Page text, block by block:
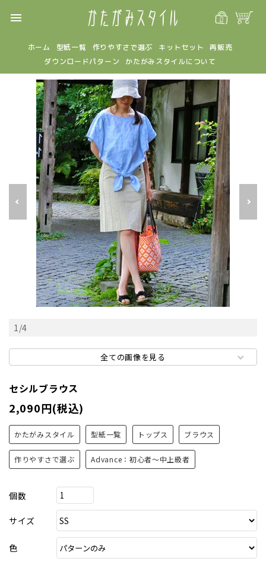
menu
ホーム 型紙一覧 作りやすさで選ぶ キットセット
再販売
ダウンロードパターン
かたがみスタイルについて
1/4
全ての画像を見る
セシルブラウス
2,090円(税込)
かたがみスタイル 型紙一覧 トップス ブラウス
作りやすさで選ぶ Advance：初心者～中上級者
個数
サイズ
色